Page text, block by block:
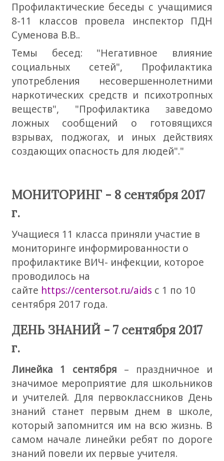
Профилактические беседы с учащимися
8-11 классов провела инспектор ПДН
Суменова В.В..
Темы бесед: "Негативное влияние
социальных сетей", Профилактика
употребления несовершеннолетними
наркотических средств и психотропных
веществ", "Профилактика заведомо
ложных сообщений о готовящихся
взрывах, поджогах, и иных действиях
создающих опасность для людей"."
МОНИТОРИНГ - 8 сентября 2017
г.
Учащиеся 11 класса приняли участие в
мониторинге информированности о
профилактике ВИЧ- инфекции, которое
проводилось на
сайте https://centersot.ru/aids с 1 по 10
сентября 2017 года.
ДЕНЬ ЗНАНИЙ - 7 сентября 2017
г.
Линейка 1 сентября – праздничное и
значимое мероприятие для школьников
и учителей. Для первоклассников День
знаний станет первым днем в школе,
который запомнится им на всю жизнь. В
самом начале линейки ребят по дороге
знаний повели их первые учителя.